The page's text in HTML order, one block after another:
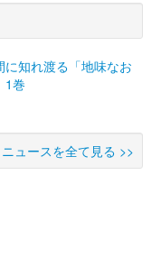
知れ渡る「地味なお
1巻
ニュースを全て見る >>